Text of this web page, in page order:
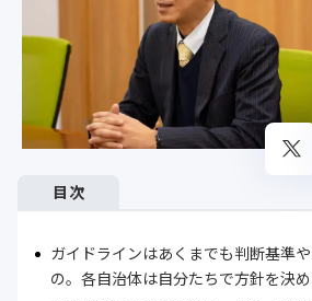
目次
ガイドラインはあくまでも判断基準
の。各自治体は自分たちで方針を決